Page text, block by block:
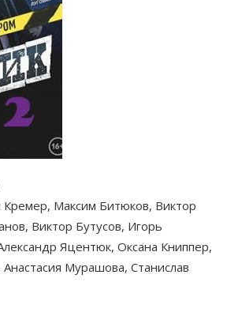
Максим Битюков, Виктор
Виктор Бутусов, Игорь
Яцентюк, Оксана Книппер,
Мурашова, Станислав